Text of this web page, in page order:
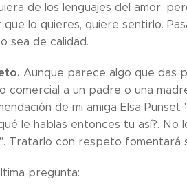
de los lenguajes del amor,
que lo quieres, quiere sentirlo.
sea de calidad.
Aunque parece algo que das
comercial a un padre o una
de mi amiga Elsa
le hablas entonces tu así?.
Tratarlo con respeto fomentará
pregunta: